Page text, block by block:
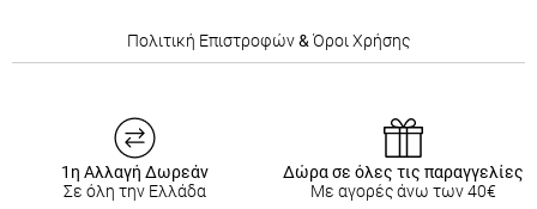
Πολιτική Επιστροφών& Όροι Χρήσης
1η Αλλαγή Δωρεάν
Σε όλη την Ελλάδα
Δώρα σε όλες τις παραγγελίες
Με αγορές άνω των 40€